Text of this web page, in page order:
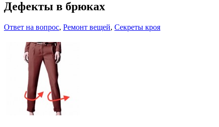
Дефекты в брюках
Ответ на вопрос, Ремонт вещей, Секреты кроя